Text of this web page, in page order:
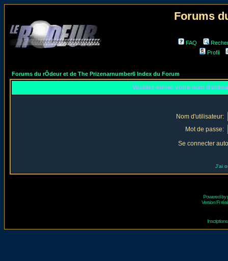
Forums
FAQ
Profil
Forums du rÔdeur et de The Prizenarnumber6 Index du Forum
Veuillez entrer votre nom
Nom d'utilisateur:
Mot de passe:
Se connecter
J'ai
Powered by
Version Fr